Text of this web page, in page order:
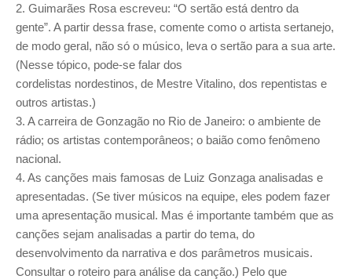
2. Guimarães Rosa escreveu: “O sertão está dentro da
gente”. A partir dessa frase, comente como o artista sertanejo,
de modo geral, não só o músico, leva o sertão para a sua arte.
(Nesse tópico, pode-se falar dos
cordelistas nordestinos, de Mestre Vitalino, dos repentistas e
outros artistas.)
3. A carreira de Gonzagão no Rio de Janeiro: o ambiente de
rádio; os artistas contemporâneos; o baião como fenômeno
nacional.
4. As canções mais famosas de Luiz Gonzaga analisadas e
apresentadas. (Se tiver músicos na equipe, eles podem fazer
uma apresentação musical. Mas é importante também que as
canções sejam analisadas a partir do tema, do
desenvolvimento da narrativa e dos parâmetros musicais.
Consultar o roteiro para análise da canção.) Pelo que